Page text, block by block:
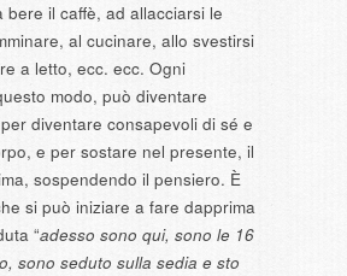
bere il caffè, ad allacciarsi le
al cucinare, allo svestirsi
a letto, ecc. ecc. Ogni
modo, può diventare
diventare consapevoli di sé e
e per sostare nel presente, il
sospendendo il pensiero. È
si può iniziare a fare dapprima
“adesso sono qui, sono le 16
sono seduto sulla sedia e sto